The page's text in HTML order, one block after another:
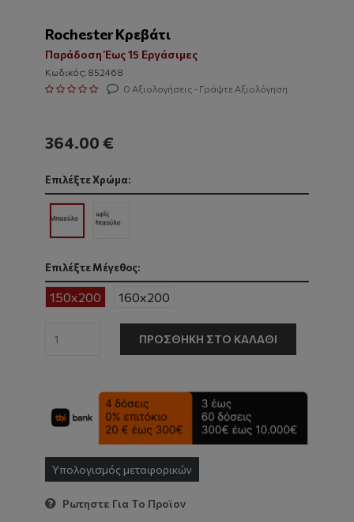
Rochester Κρεβάτι
Παράδοση Έως 15 Εργάσιμες
Κωδικός: 852468
0 Αξιολογήσεις - Γράψτε Αξιολόγηση
364.00 €
Επιλέξτε Χρώμα:
Επιλέξτε Μέγεθος:
150x200 160x200
ΠΡΟΣΘΉΚΗ ΣΤΟ ΚΑΛΆΘΙ
Υπολογισμός μεταφορικών
Ρωτηστε Για Το Προϊον